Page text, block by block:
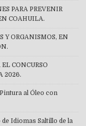
PARA PREVENIR
COAHUILA.
Y ORGANISMOS, EN
CONCURSO
2026.
al Óleo con
Idiomas Saltillo de la